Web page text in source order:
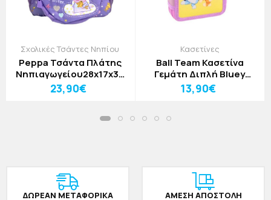
Σχολικές Τσάντες Νηπίου
Peppa Τσάντα Πλάτης
Νηπιαγωγείου28x17x33
Must Team με
Αποσπώμενο Τσαντάκι
23,90€
Κασετίνες
Ball Team Κασετίνα
Γεμάτη Διπλή Bluey
20x5x13cm
13,90€
ΔΩΡΕAΝ ΜΕΤΑΦΟΡΙΚΑ ΑΜΕΣΗ ΑΠΟΣΤΟΛΗ